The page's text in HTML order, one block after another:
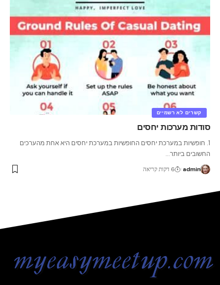
קשרים לא רשמיים
סודות מערכות יחסים
1. חופשיות במערכת יחסים החופשיות במערכת יחסים היא אחת מהערכים
החשובים ביותר…
admin 6 דקות קריאה